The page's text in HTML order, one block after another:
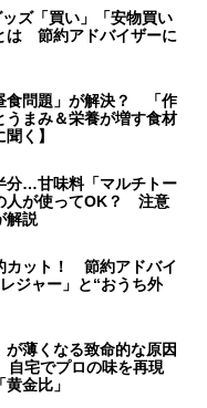
ズ「買い」「安物買い
は 節約アドバイザーに
食問題」が解決？ 「作
うまみ＆栄養が増す食材
く】
分…甘味料「マルチトー
人が使ってOK？ 注意
解説
カット！ 節約アドバイ
ジャー」と“おうち外
が薄くなる致命的な原因
宅でプロの味を再現
金比」